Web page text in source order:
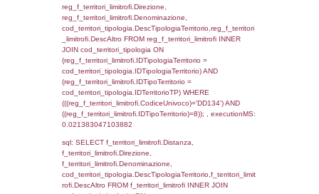
sql: SELECT f_territori_limitrofi.Distanza,
f_territori_limitrofi.Direzione,
f_territori_limitrofi.Denominazione,
f_territori_limitrofi.DescAltro,
f_territori_limitrofi INNER JOIN
(f_territori_limitrofi.IDTipologiaTerritorio =
(f_territori_limitrofi.IDTipoTerritorio =
cod_territori_tipologia.IDTerritorioTP)
(((f_territori_limitrofi.IDNotifica)=133) AND